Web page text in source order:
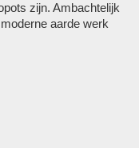
zijn. Ambachtelijk
aarde werk